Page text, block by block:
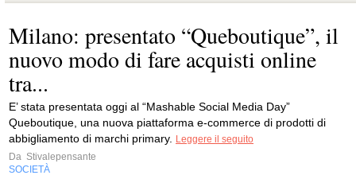
Milano: presentato “Queboutique”, il
nuovo modo di fare acquisti online
tra...
E’ stata presentata oggi al “Mashable Social Media Day”
Queboutique, una nuova piattaforma e-commerce di prodotti di
abbigliamento di marchi primary.
Leggere il seguito
Da Stivalepensante
SOCIETÀ